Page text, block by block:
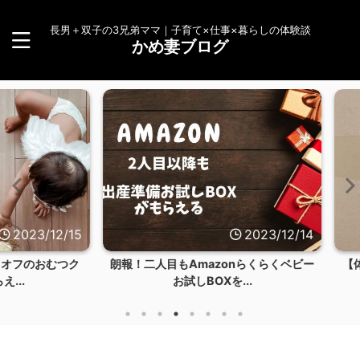
長男＋双子の3兄弟ママ｜子育て×仕事×暮らしの体験談
かめ妻ブログ
12/15
むつク
2023/12/14
朗報！二人目もAmazonらくらくベビー
お試しBOXを...
【体験談